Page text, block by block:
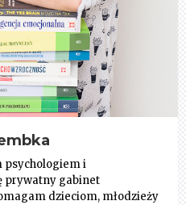
psychologiem i
prywatny gabinet
dzieciom, młodzieży